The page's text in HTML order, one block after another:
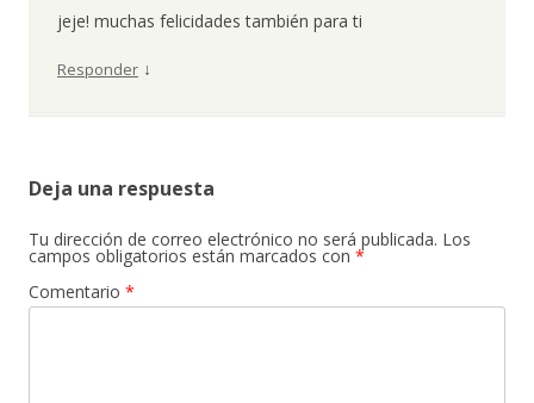
jeje! muchas felicidades también para ti
Responder ↓
Deja una respuesta
Tu dirección de correo electrónico no será publicada. Los
campos obligatorios están marcados con *
Comentario *